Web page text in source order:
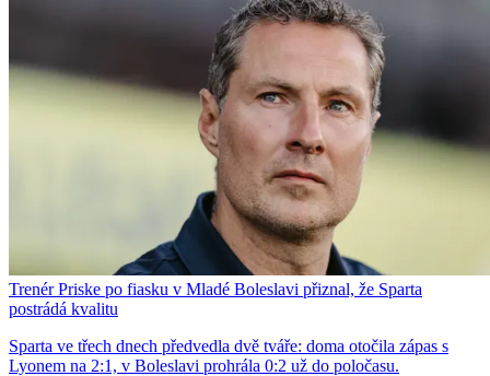
Trenér Priske po fiasku v Mladé Boleslavi přiznal, že Sparta
postrádá kvalitu
Sparta ve třech dnech předvedla dvě tváře: doma otočila zápas s
Lyonem na 2:1, v Boleslavi prohrála 0:2 už do poločasu.